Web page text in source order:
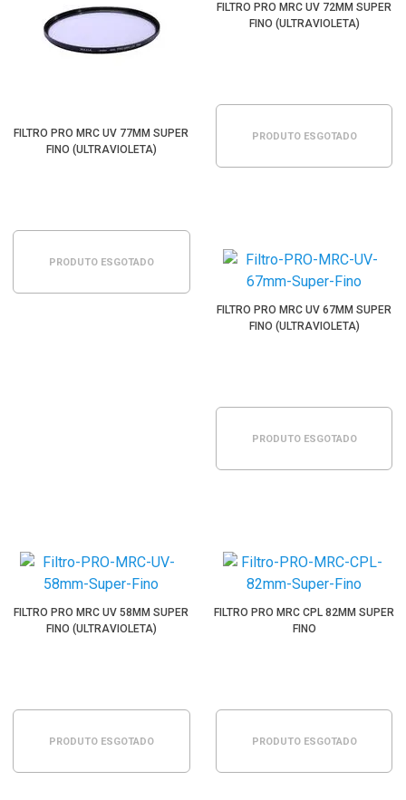
FILTRO PRO MRC UV 77MM SUPER
FINO (ULTRAVIOLETA)
PRODUTO ESGOTADO
FILTRO PRO MRC UV 72MM SUPER
FINO (ULTRAVIOLETA)
PRODUTO ESGOTADO
FILTRO PRO MRC UV 67MM SUPER
FINO (ULTRAVIOLETA)
PRODUTO ESGOTADO
FILTRO PRO MRC UV 58MM SUPER
FINO (ULTRAVIOLETA)
PRODUTO ESGOTADO
FILTRO PRO MRC CPL 82MM SUPER
FINO
PRODUTO ESGOTADO